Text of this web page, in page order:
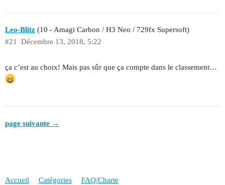
Leo-Blitz (10 - Amagi Carbon / H3 Neo / 729fx Supersoft)
Décembre 13, 2018, 5:22
#21
ça c’est au choix! Mais pas sûr que ça compte dans le classement…
page suivante →
Accueil Catégories FAQ/Charte